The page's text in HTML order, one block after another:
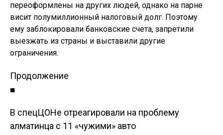
переоформлены на других людей, однако на парне
висит полумиллионный налоговый долг. Поэтому
ему заблокировали банковские счета, запретили
выезжать из страны и выставили другие
ограничения.
Продолжение
■
В спецЦОНе отреагировали на проблему
алматинца с 11 «чужими» авто